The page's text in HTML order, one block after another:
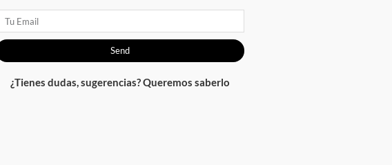
Email
Send
¿Tienes dudas, sugerencias? Queremos saberlo